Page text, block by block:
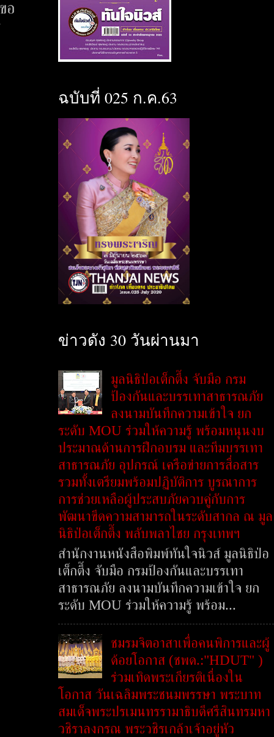
อ
ฉบับที่ 025 ก.ค.63
ข่าวดัง 30 วันผ่านมา
มูลนิธิป่อเต็กตึ๊ง จับมือ กรม
ป้องกันและบรรเทาสาธารณภัย
ลงนามบันทึกความเข้าใจ ยก
ระดับ MOU ร่วมให้ความรู้ พร้อมหนุนงบ
ประมาณด้านการฝึกอบรม และทีมบรรเทา
สาธารณภัย อุปกรณ์ เครือข่ายการสื่อสาร
รวมทั้งเตรียมพร้อมปฏิบัติการ บูรณาการ
การช่วยเหลือผู้ประสบภัยควบคู่กับการ
พัฒนาขีดความสามารถในระดับสากล ณ มูล
นิธิป่อเต็กตึ๊ง พลับพลาไชย กรุงเทพฯ
สำนักงานหนังสือพิมพ์ทันใจนิวส์ มูลนิธิป่อ
เต็กตึ๊ง จับมือ กรมป้องกันและบรรเทา
สาธารณภัย ลงนามบันทึกความเข้าใจ ยก
ระดับ MOU ร่วมให้ความรู้ พร้อม...
ชมรมจิตอาสาเพื่อคนพิการและผู้
ด้อยโอกาส (ชพด.:"HDUT" )
ร่วมเทิดพระเกียรติเนื่องใน
โอกาส วันเฉลิมพระชนมพรรษา พระบาท
สมเด็จพระปรเมนทรรามาธิบดีศรีสินทรมหา
วชิราลงกรณ พระวชิรเกล้าเจ้าอยู่หัว